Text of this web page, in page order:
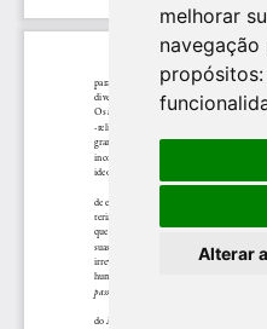
melhorar
navegação
propósitos:
Alterar